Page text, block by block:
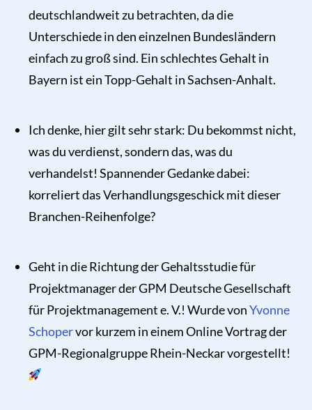
deutschlandweit zu betrachten, da die
Unterschiede in den einzelnen Bundesländern
einfach zu groß sind. Ein schlechtes Gehalt in
Bayern ist ein Topp-Gehalt in Sachsen-Anhalt.
Ich denke, hier gilt sehr stark: Du bekommst nicht,
was du verdienst, sondern das, was du
verhandelst! Spannender Gedanke dabei:
korreliert das Verhandlungsgeschick mit dieser
Branchen-Reihenfolge?
Geht in die Richtung der Gehaltsstudie für
Projektmanager derGPM Deutsche Gesellschaft
für Projektmanagement e. V.! Wurde vonYvonne
Schopervor kurzem in einem Online Vortrag der
GPM-Regionalgruppe Rhein-Neckar vorgestellt!